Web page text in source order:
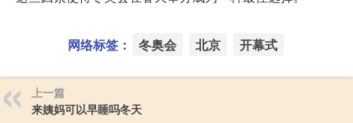
网络标签： 冬奥会 北京 开幕式
上一篇
来姨妈可以早睡吗冬天